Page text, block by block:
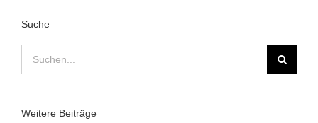
Suche
Weitere Beiträge